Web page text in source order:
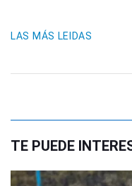
LAS MÁS LEIDAS
TE PUEDE